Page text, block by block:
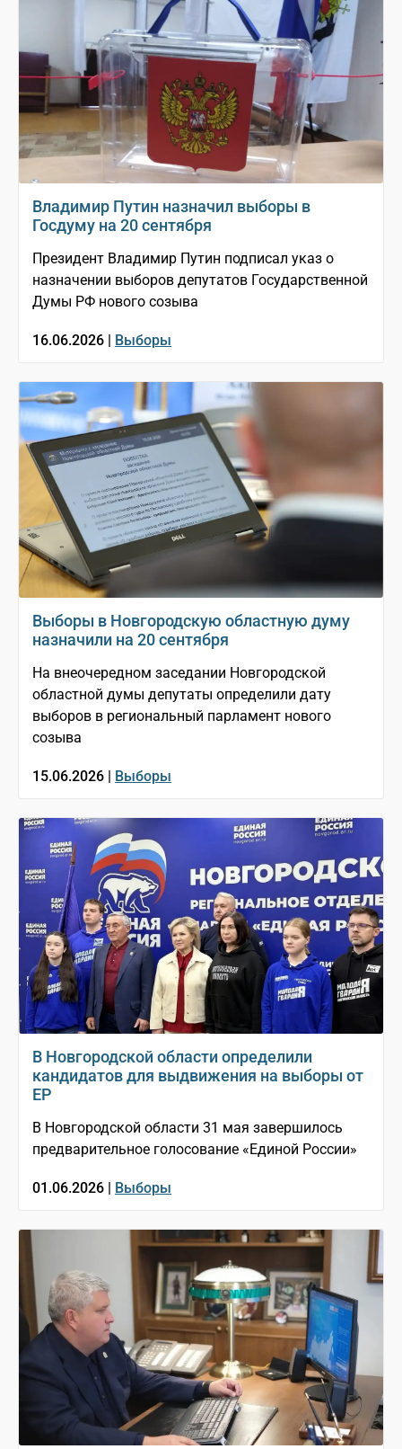
Владимир Путин назначил выборы в
Госдуму на 20 сентября
Президент Владимир Путин подписал указ о
назначении выборов депутатов Государственной
Думы РФ нового созыва
16.06.2026 | Выборы
Выборы в Новгородскую областную думу
назначили на 20 сентября
На внеочередном заседании Новгородской
областной думы депутаты определили дату
выборов в региональный парламент нового
созыва
15.06.2026 | Выборы
В Новгородской области определили
кандидатов для выдвижения на выборы от
ЕР
В Новгородской области 31 мая завершилось
предварительное голосование «Единой России»
01.06.2026 | Выборы